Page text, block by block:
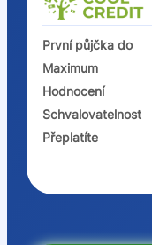
První půjčka do
Maximum
Hodnocení
Schvalovatelnost
Přeplatíte